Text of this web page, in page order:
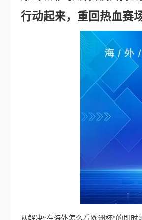
行动起来，重回热血赛
从解决“在海外怎么看欧洲杯”的即